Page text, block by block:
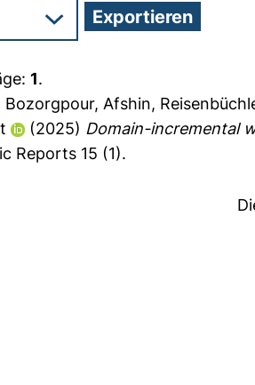
1.
Bozorgpour, Afshin,
(2025) Domain-incremental
Reports 15 (1).